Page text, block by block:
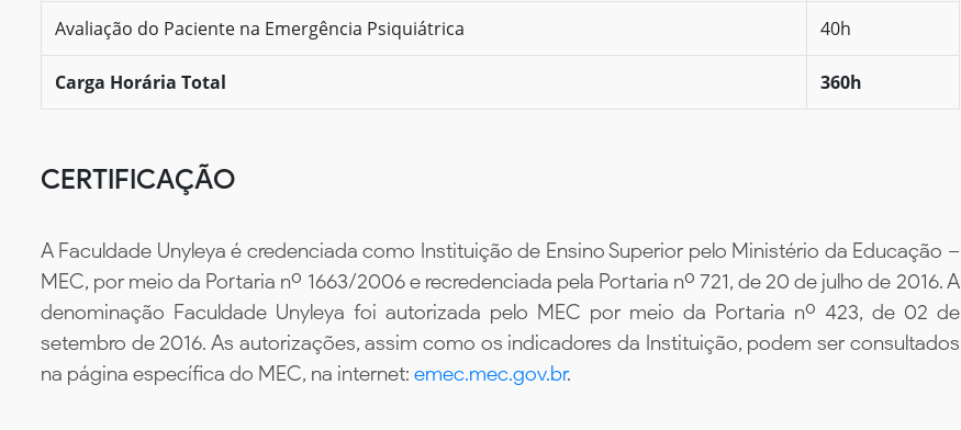
Avaliação do Paciente na Emergência Psiquiátrica 40h
Carga Horária Total 360h
CERTIFICAÇÃO
A Faculdade Unyleya é credenciada como Instituição de Ensino Superior pelo Ministério da Educação –
MEC, por meio da Portaria nº 1663/2006 e recredenciada pela Portaria nº 721, de 20 de julho de 2016. A
denominação Faculdade Unyleya foi autorizada pelo MEC por meio da Portaria nº 423, de 02 de
setembro de 2016. As autorizações, assim como os indicadores da Instituição, podem ser consultados
na página específica do MEC, na internet: emec.mec.gov.br.